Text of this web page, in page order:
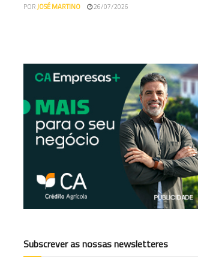
PORJOSÉ MARTINO 26/07/2026
Subscrever as nossas newsletteres